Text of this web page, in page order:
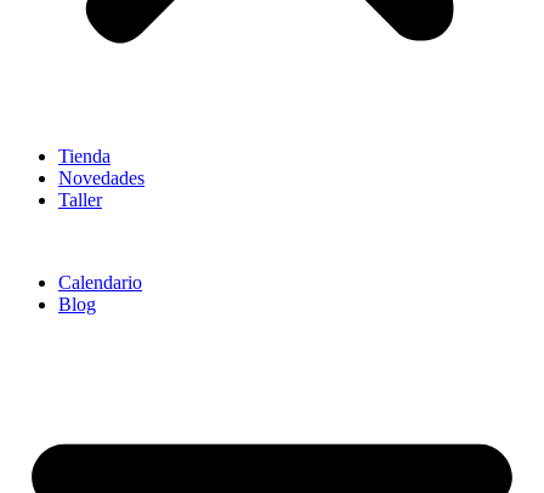
Tienda
Novedades
Taller
Calendario
Blog